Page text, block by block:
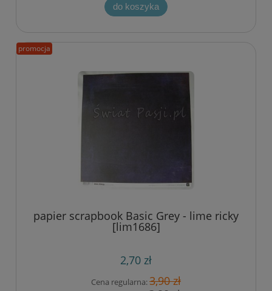
do koszyka
papier scrapbook Basic Grey - lime ricky
[lim1686]
2,70 zł
Cena regularna:3,90 zł
promocja